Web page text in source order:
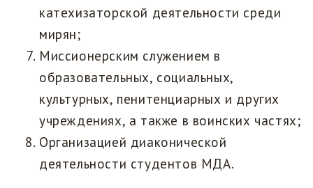
катехизаторской деятельности среди
мирян;
Миссионерским служением в
образовательных, социальных,
культурных, пенитенциарных и других
учреждениях, а также в воинских частях;
Организацией диаконической
деятельности студентов МДА.